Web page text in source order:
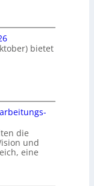
bietet
die
und
eine